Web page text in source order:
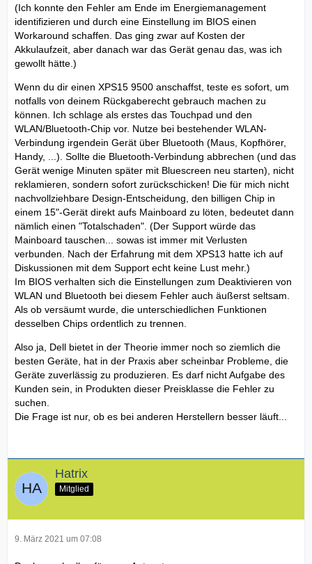
(Ich konnte den Fehler am Ende im Energiemanagement
identifizieren und durch eine Einstellung im BIOS einen
Workaround schaffen. Das ging zwar auf Kosten der
Akkulaufzeit, aber danach war das Gerät genau das, was ich
gewollt hätte.)
Wenn du dir einen XPS15 9500 anschaffst, teste es sofort, um
notfalls von deinem Rückgaberecht gebrauch machen zu
können. Ich schlage als erstes das Touchpad und den
WLAN/Bluetooth-Chip vor. Nutze bei bestehender WLAN-
Verbindung irgendein Gerät über Bluetooth (Maus, Kopfhörer,
Handy, ...). Sollte die Bluetooth-Verbindung abbrechen (und das
Gerät wenige Minuten später mit Bluescreen neu starten), nicht
reklamieren, sondern sofort zurückschicken! Die für mich nicht
nachvollziehbare Design-Entscheidung, den billigen Chip in
einem 15"-Gerät direkt aufs Mainboard zu löten, bedeutet dann
nämlich einen "Totalschaden". (Der Support würde das
Mainboard tauschen... sowas ist immer mit Verlusten
verbunden. Nach der Erfahrung mit dem XPS13 hatte ich auf
Diskussionen mit dem Support echt keine Lust mehr.)
Im BIOS verhalten sich die Einstellungen zum Deaktivieren von
WLAN und Bluetooth bei diesem Fehler auch äußerst seltsam.
Als ob versäumt wurde, die unterschiedlichen Funktionen
desselben Chips ordentlich zu trennen.
Also ja, Dell bietet in der Theorie immer noch so ziemlich die
besten Geräte, hat in der Praxis aber scheinbar Probleme, die
Geräte zuverlässig zu produzieren. Es darf nicht Aufgabe des
Kunden sein, in Produkten dieser Preisklasse die Fehler zu
suchen.
Die Frage ist nur, ob es bei anderen Herstellern besser läuft...
Hatrix
Mitglied
9. März 2021 um 07:08